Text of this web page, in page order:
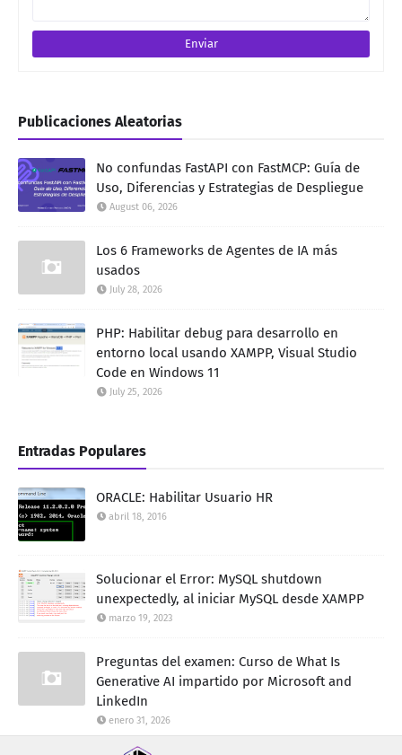
Publicaciones Aleatorias
No confundas FastAPI con FastMCP: Guía de
Uso, Diferencias y Estrategias de Despliegue
August 06, 2026
Los 6 Frameworks de Agentes de IA más
usados
July 28, 2026
PHP: Habilitar debug para desarrollo en
entorno local usando XAMPP, Visual Studio
Code en Windows 11
July 25, 2026
Entradas Populares
ORACLE: Habilitar Usuario HR
abril 18, 2016
Solucionar el Error: MySQL shutdown
unexpectedly, al iniciar MySQL desde XAMPP
marzo 19, 2023
Preguntas del examen: Curso de What Is
Generative AI impartido por Microsoft and
LinkedIn
enero 31, 2026